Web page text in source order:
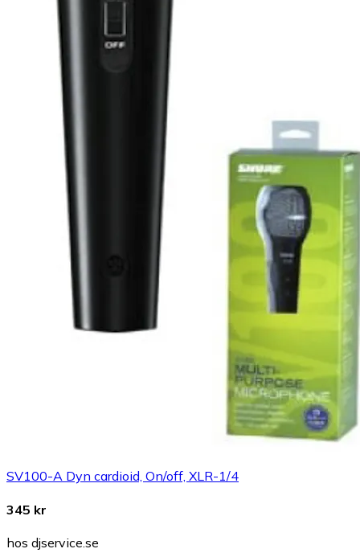
SV100-A Dyn cardioid, On/off, XLR-1/4
345 kr
hos djservice.se